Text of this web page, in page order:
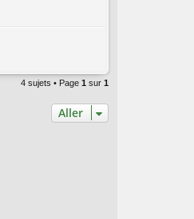
4 sujets • Page 1 sur 1
Aller